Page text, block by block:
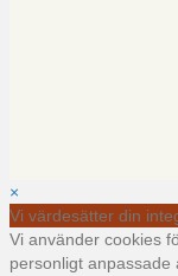
×
Vi värdesätter din
Vi använder cookies
personligt